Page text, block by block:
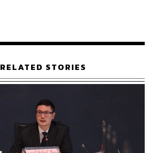
กีฬา สำนักข่าว THE STANDARD ผู้มีงาน
RELATED STORIES